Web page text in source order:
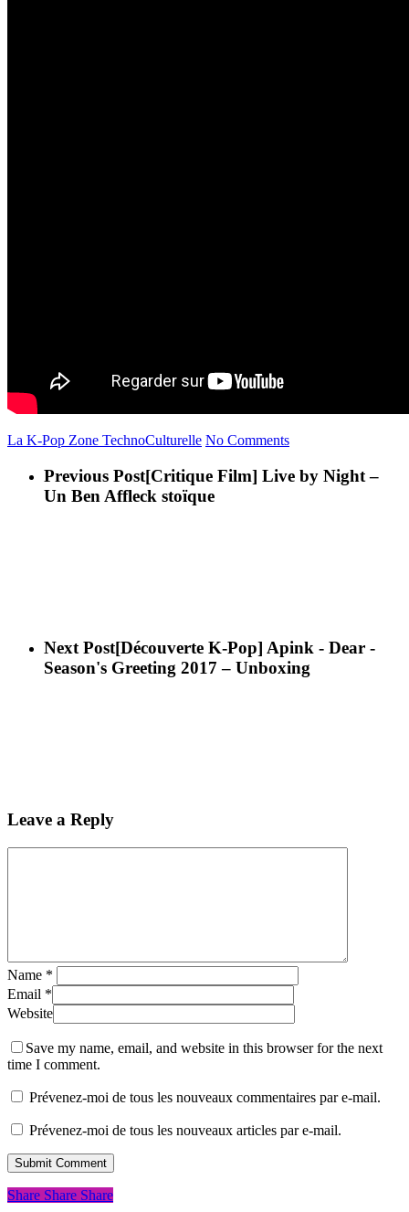
La K-Pop Zone TechnoCulturelle No Comments
Previous Post[Critique Film] Live by Night –
Un Ben Affleck stoïque
Next Post[Découverte K-Pop] Apink - Dear -
Season's Greeting 2017 – Unboxing
Leave a Reply
Name *
Email *
Website
Save my name, email, and website in this browser for the next
time I comment.
Prévenez-moi de tous les nouveaux commentaires par e-mail.
Prévenez-moi de tous les nouveaux articles par e-mail.
Share
Share Share Share